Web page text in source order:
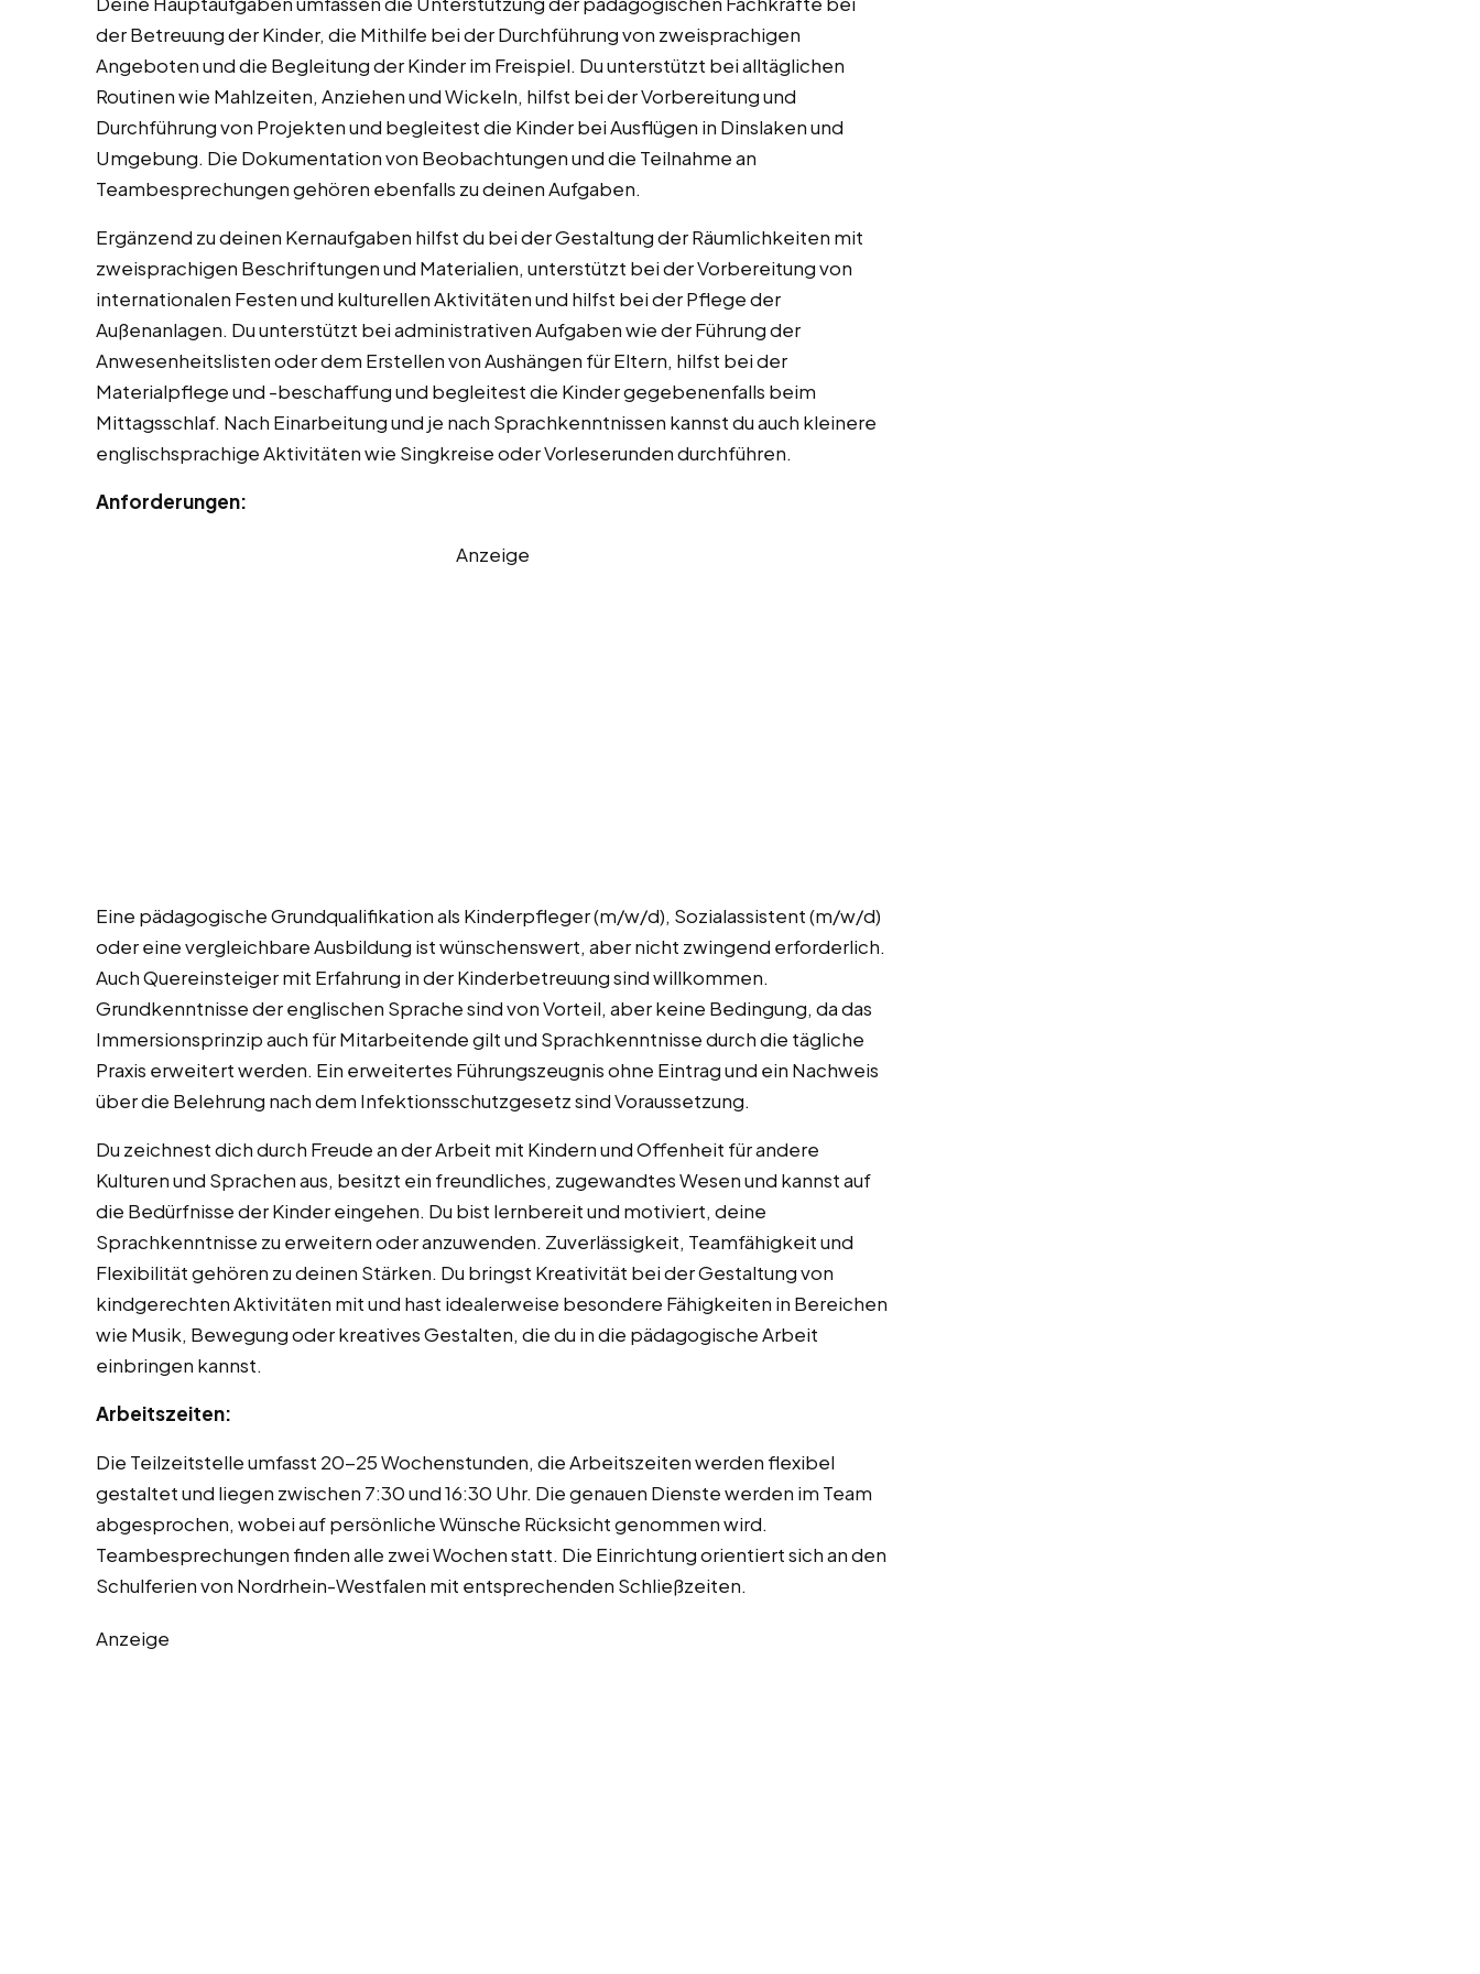
der Betreuung der Kinder, die Mithilfe bei der Durchführung von zweisprachigen
Angeboten und die Begleitung der Kinder im Freispiel. Du unterstützt bei alltäglichen
Routinen wie Mahlzeiten, Anziehen und Wickeln, hilfst bei der Vorbereitung und
Durchführung von Projekten und begleitest die Kinder bei Ausflügen in Dinslaken und
Umgebung. Die Dokumentation von Beobachtungen und die Teilnahme an
Teambesprechungen gehören ebenfalls zu deinen Aufgaben.
Ergänzend zu deinen Kernaufgaben hilfst du bei der Gestaltung der Räumlichkeiten mit
zweisprachigen Beschriftungen und Materialien, unterstützt bei der Vorbereitung von
internationalen Festen und kulturellen Aktivitäten und hilfst bei der Pflege der
Außenanlagen. Du unterstützt bei administrativen Aufgaben wie der Führung der
Anwesenheitslisten oder dem Erstellen von Aushängen für Eltern, hilfst bei der
Materialpflege und -beschaffung und begleitest die Kinder gegebenenfalls beim
Mittagsschlaf. Nach Einarbeitung und je nach Sprachkenntnissen kannst du auch kleinere
englischsprachige Aktivitäten wie Singkreise oder Vorleserunden durchführen.
Anforderungen:
Anzeige
Eine pädagogische Grundqualifikation als Kinderpfleger (m/w/d), Sozialassistent (m/w/d)
oder eine vergleichbare Ausbildung ist wünschenswert, aber nicht zwingend erforderlich.
Auch Quereinsteiger mit Erfahrung in der Kinderbetreuung sind willkommen.
Grundkenntnisse der englischen Sprache sind von Vorteil, aber keine Bedingung, da das
Immersionsprinzip auch für Mitarbeitende gilt und Sprachkenntnisse durch die tägliche
Praxis erweitert werden. Ein erweitertes Führungszeugnis ohne Eintrag und ein Nachweis
über die Belehrung nach dem Infektionsschutzgesetz sind Voraussetzung.
Du zeichnest dich durch Freude an der Arbeit mit Kindern und Offenheit für andere
Kulturen und Sprachen aus, besitzt ein freundliches, zugewandtes Wesen und kannst auf
die Bedürfnisse der Kinder eingehen. Du bist lernbereit und motiviert, deine
Sprachkenntnisse zu erweitern oder anzuwenden. Zuverlässigkeit, Teamfähigkeit und
Flexibilität gehören zu deinen Stärken. Du bringst Kreativität bei der Gestaltung von
kindgerechten Aktivitäten mit und hast idealerweise besondere Fähigkeiten in Bereichen
wie Musik, Bewegung oder kreatives Gestalten, die du in die pädagogische Arbeit
einbringen kannst.
Arbeitszeiten:
Die Teilzeitstelle umfasst 20-25 Wochenstunden, die Arbeitszeiten werden flexibel
gestaltet und liegen zwischen 7:30 und 16:30 Uhr. Die genauen Dienste werden im Team
abgesprochen, wobei auf persönliche Wünsche Rücksicht genommen wird.
Teambesprechungen finden alle zwei Wochen statt. Die Einrichtung orientiert sich an den
Schulferien von Nordrhein-Westfalen mit entsprechenden Schließzeiten.
Anzeige